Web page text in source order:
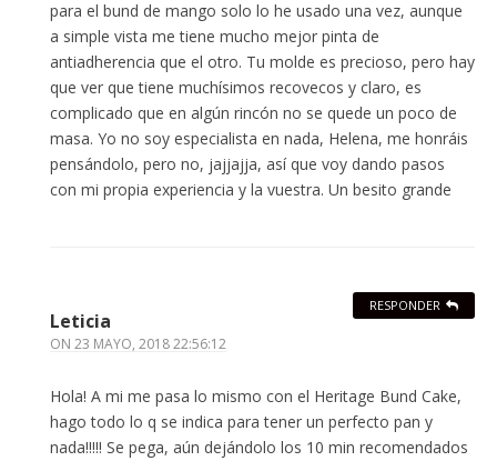
para el bund de mango solo lo he usado una vez, aunque
a simple vista me tiene mucho mejor pinta de
antiadherencia que el otro. Tu molde es precioso, pero hay
que ver que tiene muchísimos recovecos y claro, es
complicado que en algún rincón no se quede un poco de
masa. Yo no soy especialista en nada, Helena, me honráis
pensándolo, pero no, jajjajja, así que voy dando pasos
con mi propia experiencia y la vuestra. Un besito grande
Leticia
ON 23 MAYO, 2018 22:56:12
Hola! A mi me pasa lo mismo con el Heritage Bund Cake,
hago todo lo q se indica para tener un perfecto pan y
nada!!!!! Se pega, aún dejándolo los 10 min recomendados
RESPONDER